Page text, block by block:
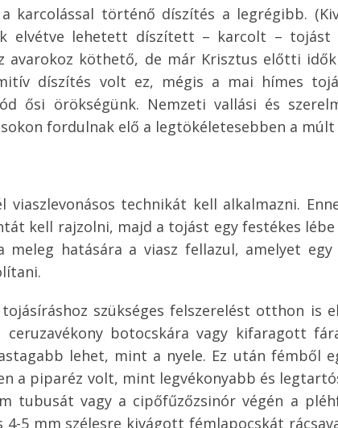
karcolással történő díszítés a legrégibb.
elvétve lehetett díszített – karcolt – tojást
avarokoz köthető, de már Krisztus előtti
díszítés volt ez, mégis a mai hímes
ősi örökségünk. Nemzeti vallási és
fordulnak elő a legtökéletesebben a múlt
viaszlevonásos technikát kell alkalmazni.
kell rajzolni, majd a tojást egy festékes
meleg hatására a viasz fellazul, amelyet
szükséges felszerelést otthon is
ceruzavékony botocskára vagy kifaragott
lehet, mint a nyele. Ez után fémből
a piparéz volt, mint legvékonyabb és
tubusát vagy a cipőfűzőzsinór végén a
4-5 mm szélesre kivágott fémlapocskát